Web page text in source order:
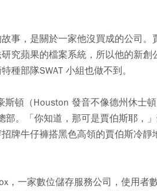
事，是關於一家他沒買成的公司
究蘋果的檔案系統，所以他的新
種部隊SWAT 小組也做不到。
頓（Houston 發音不像德州休士
部。「你知道，那可是賈伯斯耶，
牌牛仔褲搭黑色高領的賈伯斯冷
，一家數位儲存服務公司，使用者